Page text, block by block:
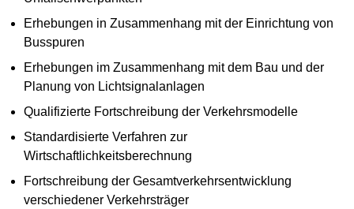
Erhebungen in Zusammenhang mit der Einrichtung von
Busspuren
Erhebungen im Zusammenhang mit dem Bau und der
Planung von Lichtsignalanlagen
Qualifizierte Fortschreibung der Verkehrsmodelle
Standardisierte Verfahren zur
Wirtschaftlichkeitsberechnung
Fortschreibung der Gesamtverkehrsentwicklung
verschiedener Verkehrsträger